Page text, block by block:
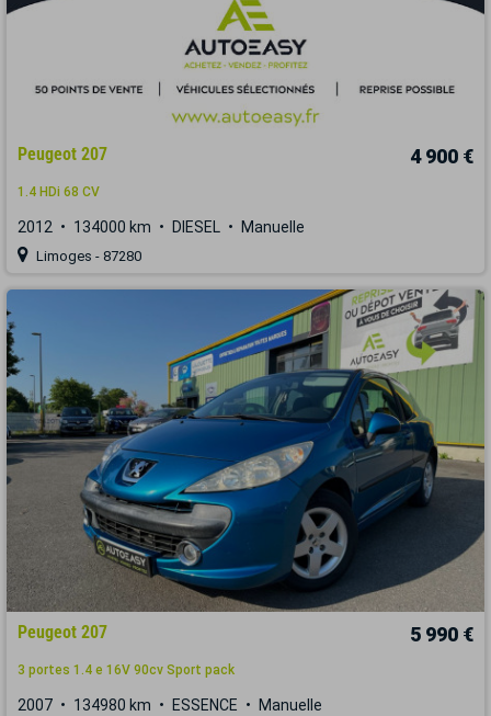
Peugeot 207 4 900 €
1.4 HDi 68 CV
2012 134000 km DIESEL Manuelle
Limoges - 87280
Peugeot 207 5 990 €
3 portes 1.4 e 16V 90cv Sport pack
2007 134980 km ESSENCE Manuelle